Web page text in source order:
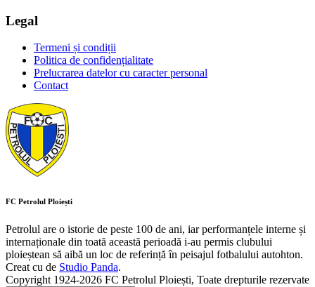
Legal
Termeni și condiții
Politica de confidențialitate
Prelucrarea datelor cu caracter personal
Contact
FC Petrolul Ploiești
Petrolul are o istorie de peste 100 de ani, iar performanțele interne și
internaționale din toată această perioadă i-au permis clubului
ploieștean să aibă un loc de referință în peisajul fotbalului autohton.
Creat cu de Studio Panda.
Copyright 1924-2026 FC Petrolul Ploiești, Toate drepturile rezervate